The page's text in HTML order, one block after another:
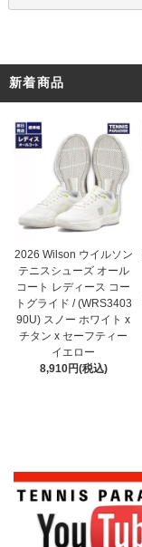
新着商品
2026 Wilson ウイルソン
テニスシューズ オール
コート レディース コー
トグライド / (WRS3403
90U) スノー ホワイト x
チタン x セーフティー
イエロー
8,910円(税込)